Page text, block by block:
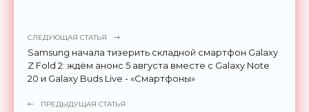
СЛЕДУЮЩАЯ СТАТЬЯ
Samsung начала тизерить складной смартфон Galaxy
Z Fold 2: ждём анонс 5 августа вместе с Galaxy Note
20 и Galaxy Buds Live - «Смартфоны»
ПРЕДЫДУЩАЯ СТАТЬЯ